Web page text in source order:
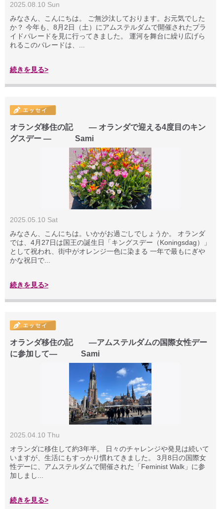
2025.08.10 Sun
みなさん、こんにちは。 ご無沙汰しております。お元気でした
か？ 今年も、8月2日（土）にアムステルダムで開催されたプラ
イドパレードを見に行ってきました。 運河を舞台に繰り広げら
れるこのパレードは、...
続きを見る>
オランダ移住の記 ― オランダで迎える4度目のキン
グスデー ― Sami
2025.05.10 Sat
みなさん、こんにちは。いかがお過ごしでしょうか。 オランダ
では、4月27日は国王の誕生日「キングスデー（Koningsdag）」
として祝われ、街中がオレンジ一色に染まる 一年で最もにぎや
かな祝日で...
続きを見る>
オランダ移住の記 ―アムステルダムの国際女性デー
に参加して― Sami
2025.04.10 Thu
オランダに移住して約3年半。 日々のチャレンジや発見は続いて
いますが、生活にもすっかり慣れてきました。 3月8日の国際女
性デーに、アムステルダムで開催された「Feminist Walk」に参
加しまし...
続きを見る>